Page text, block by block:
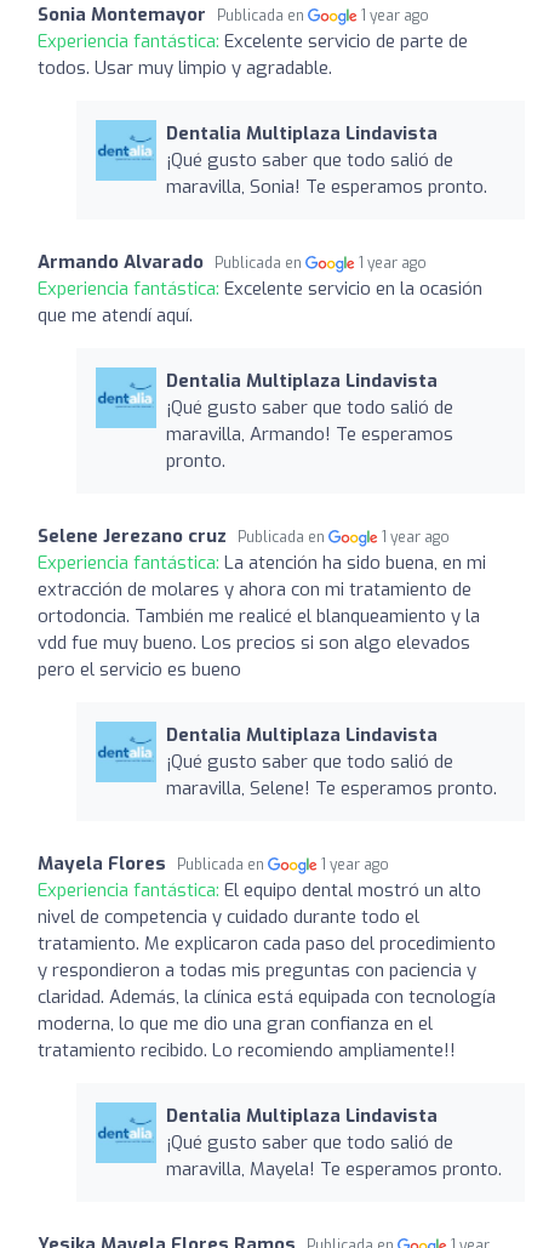
Sonia Montemayor Publicada en 1 year ago
Experiencia fantástica: Excelente servicio de parte de
todos. Usar muy limpio y agradable.
Dentalia Multiplaza Lindavista
¡Qué gusto saber que todo salió de
maravilla, Sonia! Te esperamos pronto.
Armando Alvarado Publicada en 1 year ago
Experiencia fantástica: Excelente servicio en la ocasión
que me atendí aquí.
Dentalia Multiplaza Lindavista
¡Qué gusto saber que todo salió de
maravilla, Armando! Te esperamos
pronto.
Selene Jerezano cruz Publicada en 1 year ago
Experiencia fantástica: La atención ha sido buena, en mi
extracción de molares y ahora con mi tratamiento de
ortodoncia. También me realicé el blanqueamiento y la
vdd fue muy bueno. Los precios si son algo elevados
pero el servicio es bueno
Dentalia Multiplaza Lindavista
¡Qué gusto saber que todo salió de
maravilla, Selene! Te esperamos pronto.
Mayela Flores Publicada en 1 year ago
Experiencia fantástica: El equipo dental mostró un alto
nivel de competencia y cuidado durante todo el
tratamiento. Me explicaron cada paso del procedimiento
y respondieron a todas mis preguntas con paciencia y
claridad. Además, la clínica está equipada con tecnología
moderna, lo que me dio una gran confianza en el
tratamiento recibido. Lo recomiendo ampliamente!!
Dentalia Multiplaza Lindavista
¡Qué gusto saber que todo salió de
maravilla, Mayela! Te esperamos pronto.